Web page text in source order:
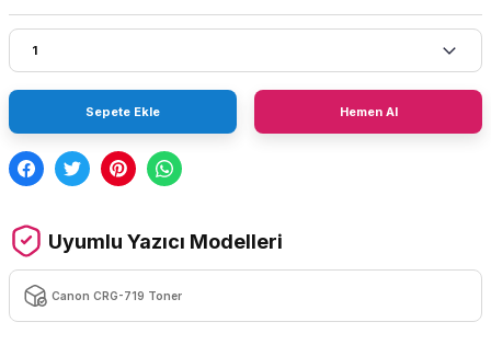
Sepete Ekle Hemen Al
Uyumlu Yazıcı Modelleri
Canon CRG-719 Toner